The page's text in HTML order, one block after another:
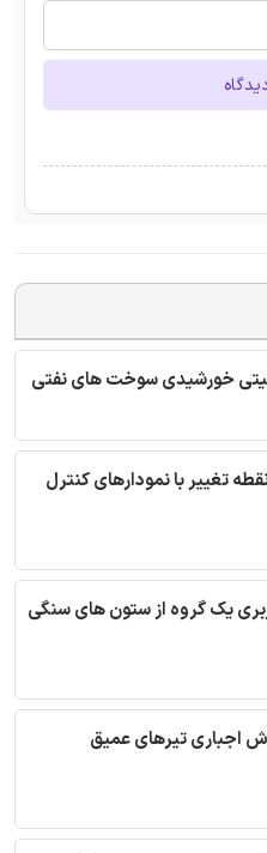
خورشیدی سوخت های نفتی
تغییر با نمودارهای کنترل
یک گروه از ستون های سنگی
اجباری تیرهای عمیق